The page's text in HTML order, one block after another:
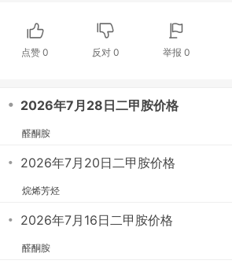
点赞0 反对 0 举报 0
・ 2026年7月28日二甲胺价格
醛酮胺
・ 2026年7月20日二甲胺价格
烷烯芳烃
・ 2026年7月16日二甲胺价格
醛酮胺